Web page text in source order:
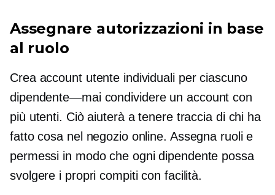
Assegnare autorizzazioni in base
al ruolo
Crea account utente individuali per ciascuno
dipendente—maicondividere un account con
più utenti. Ciò aiuterà a tenere traccia di chi ha
fatto cosa nel negozio online. Assegna ruoli e
permessi in modo che ogni dipendente possa
svolgere i propri compiti con facilità.